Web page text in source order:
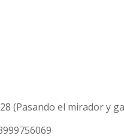
(Pasando el mirador y